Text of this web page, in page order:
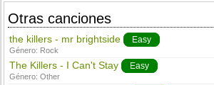
Otras canciones
the killers - mr brightside Easy
Género: Rock
The Killers - I Can't Stay Easy
Género:Other